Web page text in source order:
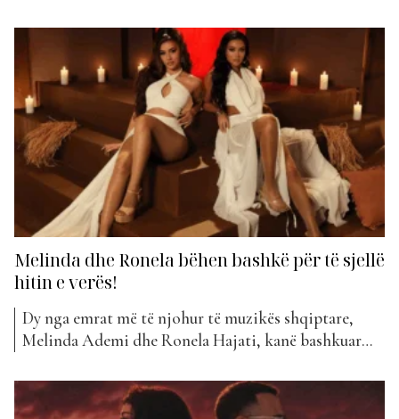
dhe një këngë që pritet të tërheqë menjëherë
vëmendjen e publikut. E njohur për eksperimentet
muzikore dhe aftësinë për të krijuar hite që mbeten
gjatë...
Melinda dhe Ronela bëhen bashkë për të sjellë
hitin e verës!
Dy nga emrat më të njohur të muzikës shqiptare,
Melinda Ademi dhe Ronela Hajati, kanë bashkuar
tërheq menjëherë vëmendjen. Kënga e tyre e re, “Ça
Mbone”, sjell një energji të fortë verore, ritme